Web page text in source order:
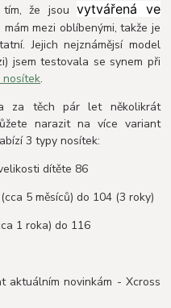
tím, že jsouvytvářená ve
mám mezi oblíbenými, takže je
Jejich nejznámějsí model
jsem testovala se synem při
nosítek.
za těch pár let několikrát
narazit na více variant
3 typy nosítek:
dítěte 86
5 měsíců) do 104 (3 roky)
1 roka) do 116
aktuálním novinkám - Xcross